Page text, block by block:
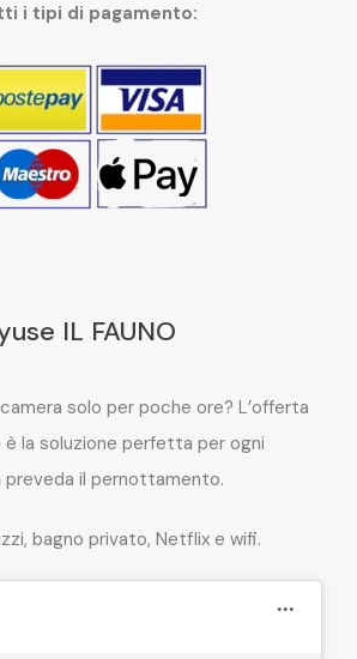
i tipi di pagamento:
IL FAUNO
solo per poche ore? L’offerta
è la soluzione perfetta per ogni
preveda il pernottamento.
bagno privato, Netflix e wifi.